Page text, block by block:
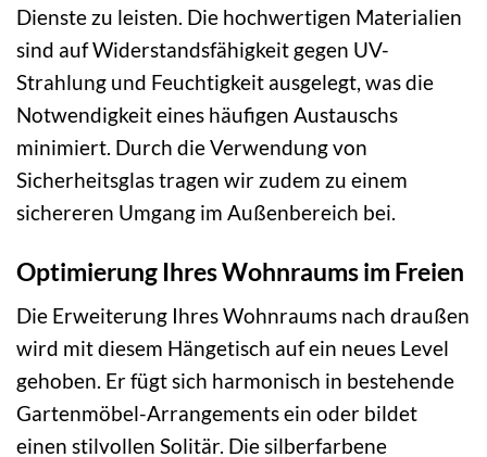
Dienste zu leisten. Die hochwertigen Materialien
sind auf Widerstandsfähigkeit gegen UV-
Strahlung und Feuchtigkeit ausgelegt, was die
Notwendigkeit eines häufigen Austauschs
minimiert. Durch die Verwendung von
Sicherheitsglas tragen wir zudem zu einem
sichereren Umgang im Außenbereich bei.
Optimierung Ihres Wohnraums im Freien
Die Erweiterung Ihres Wohnraums nach draußen
wird mit diesem Hängetisch auf ein neues Level
gehoben. Er fügt sich harmonisch in bestehende
Gartenmöbel-Arrangements ein oder bildet
einen stilvollen Solitär. Die silberfarbene